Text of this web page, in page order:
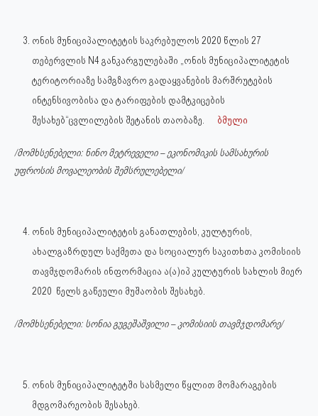
ონის მუნიციპალიტეტის საკრებულოს 2020 წლის 27
თებერვლის N4 განკარგულებაში „ონის მუნიციპალიტეტის
ტერიტორიაზე სამგზავრო გადაყვანების მარშრუტების
ინტენსივობისა და ტარიფების დამტკიცების
შესახებ“ცვლილების შეტანის თაობაზე. ბმული
/მომხსენებელი: ნინო მეტრეველი – ეკონომიკის სამსახურის
უფროსის მოვალეობის შემსრულებელი/
ონის მუნიციპალიტეტის განათლების, კულტურის,
ახალგაზრდულ საქმეთა და სოციალურ საკითხთა კომისიის
თავმჯდომარის ინფორმაცია ა(ა)იპ კულტურის სახლის მიერ
2020 წელს გაწეული მუშაობის შესახებ.
/მომხსენებელი: სონია გუგეშაშვილი – კომისიის თავმჯდომარე/
ონის მუნიციპალიტეტში სასმელი წყლით მომარაგების
მდგომარეობის შესახებ.